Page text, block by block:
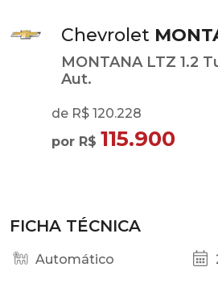
Chevrolet
MONTANA LTZ 1.2
Aut.
de R$ 120.228
por R$ 115.900
FICHA TÉCNICA
Automático